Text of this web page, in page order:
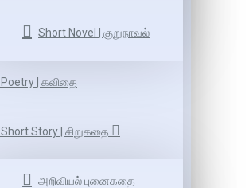
Short Novel | குறுநாவல்
Poetry | கவிதை
Short Story | சிறுகதை
அறிவியல் புனைகதை